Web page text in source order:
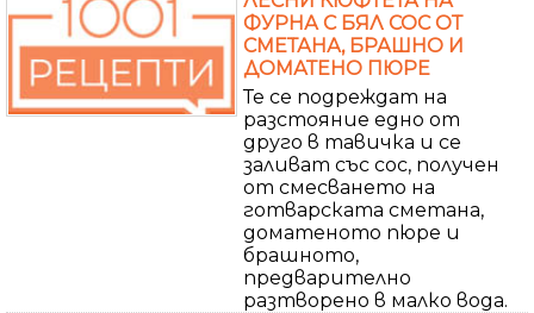
ФУРНА С БЯЛ СОС ОТ
СМЕТАНА, БРАШНО И
ДОМАТЕНО ПЮРЕ
Те се подреждат на
разстояние едно от
друго в тавичка и се
заливат със сос, получен
от смесването на
готварската сметана,
доматеното пюре и
брашното,
предварително
разтворено в малко вода.